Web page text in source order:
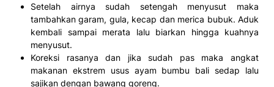
Setelah airnya sudah setengah menyusut maka
tambahkan garam, gula, kecap dan merica bubuk. Aduk
kembali sampai merata lalu biarkan hingga kuahnya
menyusut.
Koreksi rasanya dan jika sudah pas maka angkat
makanan ekstrem usus ayam bumbu bali sedap lalu
sajikan dengan bawang goreng.